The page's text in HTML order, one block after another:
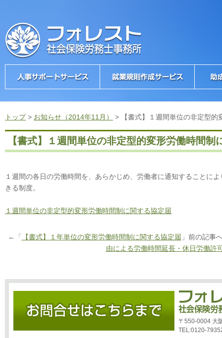
トップ> お知らせ（2014年11月） > 【書式】１週間単位の非定型
【書式】１週間単位の非定型的変形労働時間制
１週間の各日の労働時間を、あらかじめ、労働者に通知することに
きる制度。
１週間単位の非定型的変形労働時間制に関する協定届
←「 【書式】１年単位の変形労働時間制に関する協定届 」前の記
由による労働時間延長・休日労働許
〒550-0004 大
TEL:0120-